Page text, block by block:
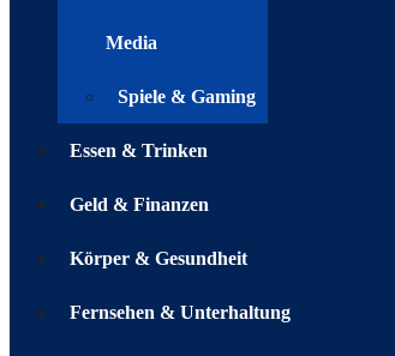
Media
Spiele & Gaming
Essen & Trinken
Geld & Finanzen
Körper & Gesundheit
Fernsehen & Unterhaltung